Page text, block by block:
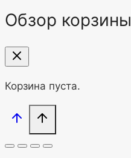
Обзор корзины
Корзина пуста.